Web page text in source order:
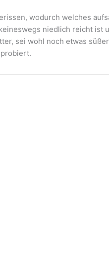
wodurch welches
niedlich reicht ist
sei wohl noch etwas